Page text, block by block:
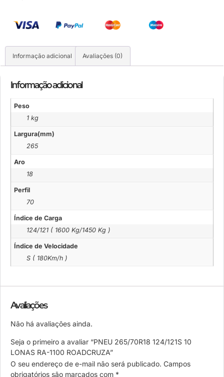
Informação adicional Avaliações (0)
Informação adicional
Peso
1 kg
Largura(mm)
265
Aro
18
Perfil
70
Índice de Carga
124/121 ( 1600 Kg/1450 Kg )
Índice de Velocidade
S ( 180Km/h )
Avaliações
Não há avaliações ainda.
Seja o primeiro a avaliar “PNEU 265/70R18 124/121S 10
LONAS RA-1100 ROADCRUZA”
O seu endereço de e-mail não será publicado. Campos
obrigatórios são marcados com *